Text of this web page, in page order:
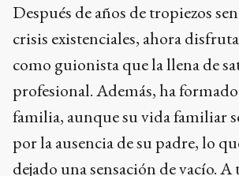
Después de años de tropiezos
crisis existenciales, ahora
como guionista que la llena de
profesional. Además, ha
familia, aunque su vida familiar
por la ausencia de su padre, lo
dejado una sensación de vacío. A